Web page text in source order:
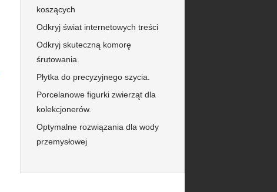
koszących
Odkryj świat internetowych treści
Odkryj skuteczną komorę
śrutowania.
Płytka do precyzyjnego szycia.
Porcelanowe figurki zwierząt dla
kolekcjonerów.
Optymalne rozwiązania dla wody
przemysłowej